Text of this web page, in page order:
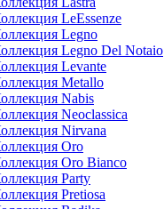
LeEssenze
Legno
Legno Del Notaio
Levante
Metallo
Nabis
Neoclassica
Nirvana
Oro
Oro Bianco
Party
Pretiosa